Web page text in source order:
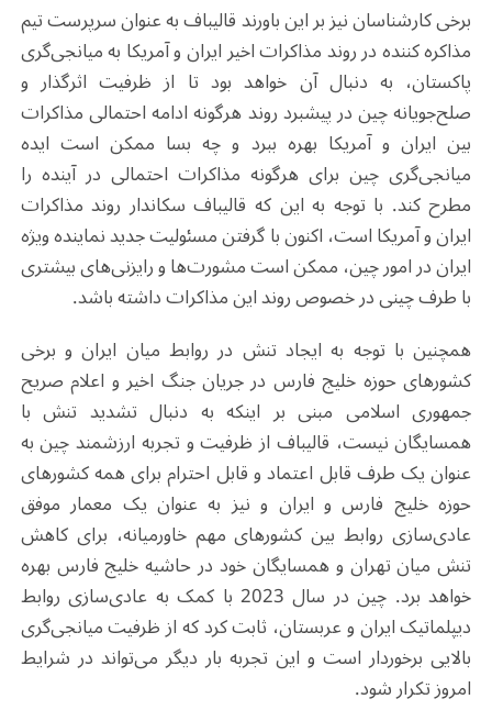
برخی کارشناسان نیز بر این باورند قالیباف به عنوان سرپرست تیم
مذاکره کننده در روند مذاکرات اخیر ایران و آمریکا به میانجی‌گری
پاکستان، به دنبال آن خواهد بود تا از ظرفیت اثرگذار و
صلح‌جویانه چین در پیشبرد روند هرگونه ادامه احتمالی مذاکرات
بین ایران و آمریکا بهره ببرد و چه بسا ممکن است ایده
میانجی‌گری چین برای هرگونه مذاکرات احتمالی در آینده را
مطرح کند. با توجه به این که قالیباف سکاندار روند مذاکرات
ایران و آمریکا است، اکنون با گرفتن مسئولیت جدید نماینده ویژه
ایران در امور چین، ممکن است مشورت‌ها و رایزنی‌های بیشتری
با طرف چینی در خصوص روند این مذاکرات داشته باشد.
همچنین با توجه به ایجاد تنش در روابط میان ایران و برخی
کشورهای حوزه خلیج فارس در جریان جنگ اخیر و اعلام صریح
جمهوری اسلامی مبنی بر اینکه به دنبال تشدید تنش با
همسایگان نیست، قالیباف از ظرفیت و تجربه ارزشمند چین به
عنوان یک طرف قابل اعتماد و قابل احترام برای همه کشورهای
حوزه خلیج فارس و ایران و نیز به عنوان یک معمار موفق
عادی‌سازی روابط بین کشورهای مهم خاورمیانه، برای کاهش
تنش میان تهران و همسایگان خود در حاشیه خلیج فارس بهره
خواهد برد. چین در سال 2023 با کمک به عادی‌سازی روابط
دیپلماتیک ایران و عربستان، ثابت کرد که از ظرفیت میانجی‌گری
بالایی برخوردار است و این تجربه بار دیگر می‌تواند در شرایط
امروز تکرار شود.